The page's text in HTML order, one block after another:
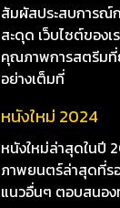
สัมผัสประสบการณ์
สะดุด เว็บไซต์ของ
คุณภาพการสตรีม
อย่างเต็มที่
หนังใหม่ 2024
หนังใหม่ล่าสุดในปี
ภาพยนตร์ล่าสุดที่ร
แนวอื่นๆ ตอบสนอ